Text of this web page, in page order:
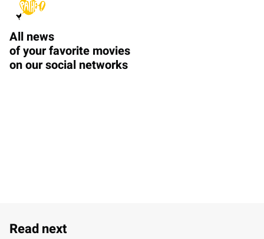
All news
of your favorite movies
on our social networks
Read next